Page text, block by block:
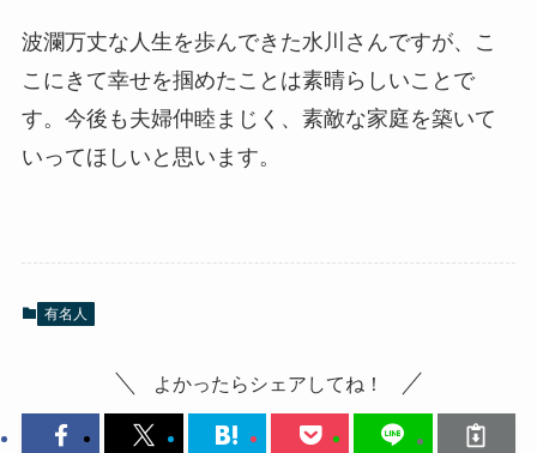
波瀾万丈な人生を歩んできた水川さんですが、こ
こにきて幸せを掴めたことは素晴らしいことで
す。今後も夫婦仲睦まじく、素敵な家庭を築いて
いってほしいと思います。
有名人
よかったらシェアしてね！